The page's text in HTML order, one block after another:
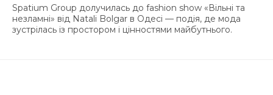
Spatium Group долучилась до fashion show «Вільні та
незламні» від Natali Bolgar в Одесі — подія, де мода
зустрілась із простором і цінностями майбутнього.